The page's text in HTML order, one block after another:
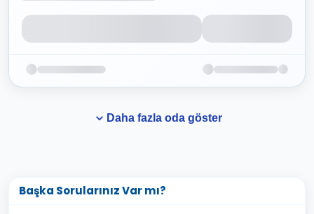
Daha fazla oda göster
Başka Sorularınız Var mı?